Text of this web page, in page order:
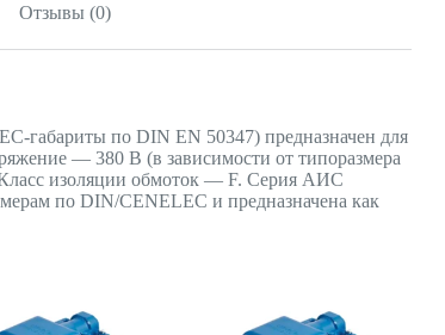
Отзывы (0)
габариты по DIN EN 50347) предназначен для
— 380 В (в зависимости от типоразмера
изоляции обмоток — F. Серия АИС
по DIN/CENELEC и предназначена как